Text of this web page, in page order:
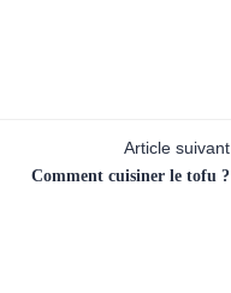
Article suivant
Comment cuisiner le tofu ?